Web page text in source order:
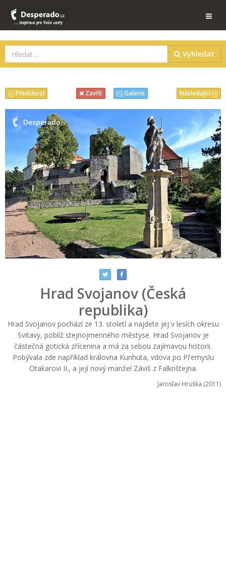
Vyhledat
Následující
Předchozí Zavřít Galerie
Hrad Svojanov (Česká
republika)
Hrad Svojanov pochází ze 13. století a najdete jej v lesích okresu
Svitavy, poblíž stejnojmenného městyse. Hrad Svojanov je
částečná gotická zřícenina a má za sebou zajímavou historii.
Pobývala zde například královna Kunhuta, vdova po Přemyslu
Otakarovi II., a její nový manžel Záviš z Falknštejna.
Jaroslav Hruška (2011)